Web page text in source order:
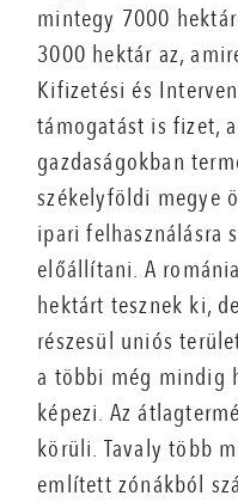
mintegy 7000
3000 hektár az,
Kifizetési és
támogatást is fizet,
gazdaságokban
székelyföldi megye
ipari felhasználásra
előállítani. A
hektárt tesznek ki,
részesül uniós
a többi még mindig
képezi. Az
körüli. Tavaly több
említett zónákból